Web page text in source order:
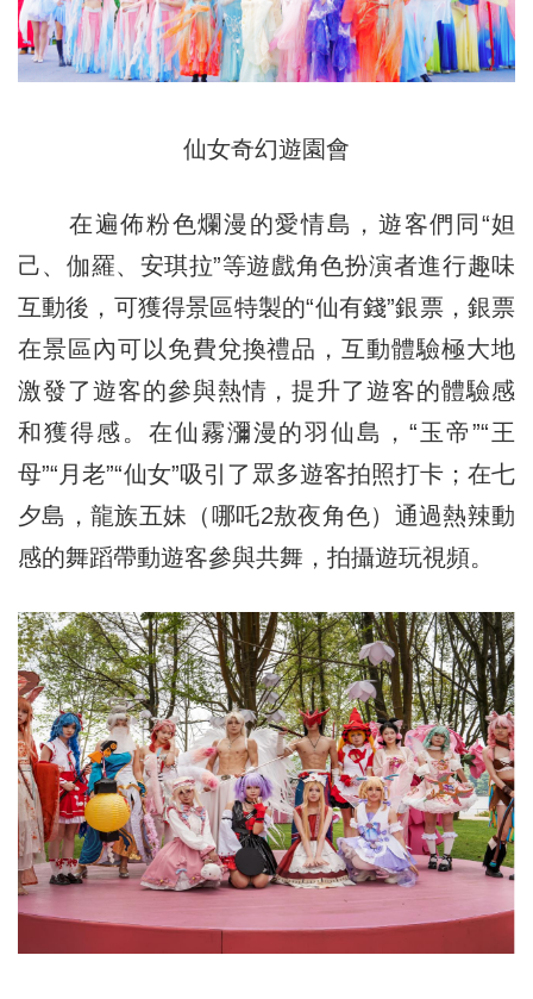
仙女奇幻遊園會
在遍佈粉色爛漫的愛情島，遊客們同“妲
己、伽羅、安琪拉”等遊戲角色扮演者進行趣味
互動後，可獲得景區特製的“仙有錢”銀票，銀票
在景區內可以免費兌換禮品，互動體驗極大地
激發了遊客的參與熱情，提升了遊客的體驗感
和獲得感。在仙霧瀰漫的羽仙島，“玉帝”“王
母”“月老”“仙女”吸引了眾多遊客拍照打卡；在七
夕島，龍族五妹（哪吒2敖夜角色）通過熱辣動
感的舞蹈帶動遊客參與共舞，拍攝遊玩視頻。